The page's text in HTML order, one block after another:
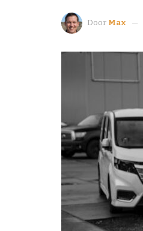
Door Max